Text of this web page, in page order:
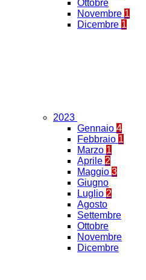
Ottobre
Novembre 1
Dicembre 1
2023
Gennaio 4
Febbraio 1
Marzo 1
Aprile 2
Maggio 3
Giugno
Luglio 2
Agosto
Settembre
Ottobre
Novembre
Dicembre